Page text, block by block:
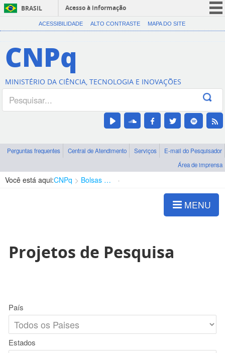
BRASIL
Acesso à informação
CORONAVÍRUS (COVID-19)
Canais
ACESSIBILIDADE ALTO CONTRASTE MAPA DO SITE
CNPq
MINISTÉRIO DA CIÊNCIA, TECNOLOGIA E INOVAÇÕES
Perguntas frequentes Central de Atendimento Serviços
E-mail do Pesquisador
Área de imprensa
Você está aqui:CNPq Bolsas e Auxílios Vigentes
MENU
Projetos de Pesquisa
País
Estados